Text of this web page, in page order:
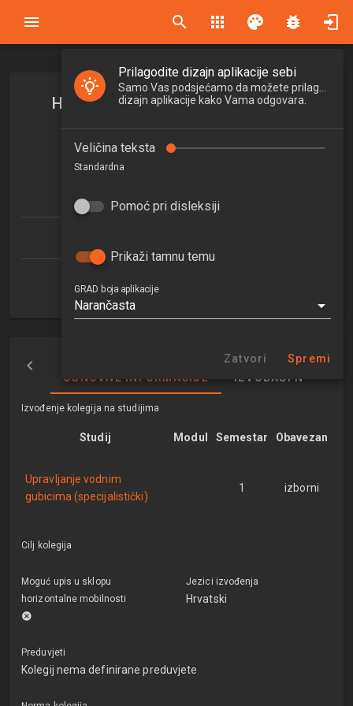
search apps palette bug_report
Hidraulika vodoopskrbnih sustava
Hydraulics of Water Supply Systems
2025/2026
OSNOVNE INFORMACIJE IZVOĐAČI NASTAVE
Izvođenje kolegija na studijima
Studij Modul Semestar Obavezan
Upravljanje vodnim
gubicima (specijalistički)
1 izborni
Cilj kolegija
Moguć upis u sklopu
horizontalne mobilnosti
Jezici izvođenja
Hrvatski
Preduvjeti
Kolegij nema definirane preduvjete
Prilagodite dizajn aplikacije sebi
dizajn aplikacije kako Vama odgovara.
Veličina teksta
Standardna
Pomoć pri disleksiji
Prikaži tamnu temu
GRAD boja aplikacije
Narančasta
Zatvori Spremi